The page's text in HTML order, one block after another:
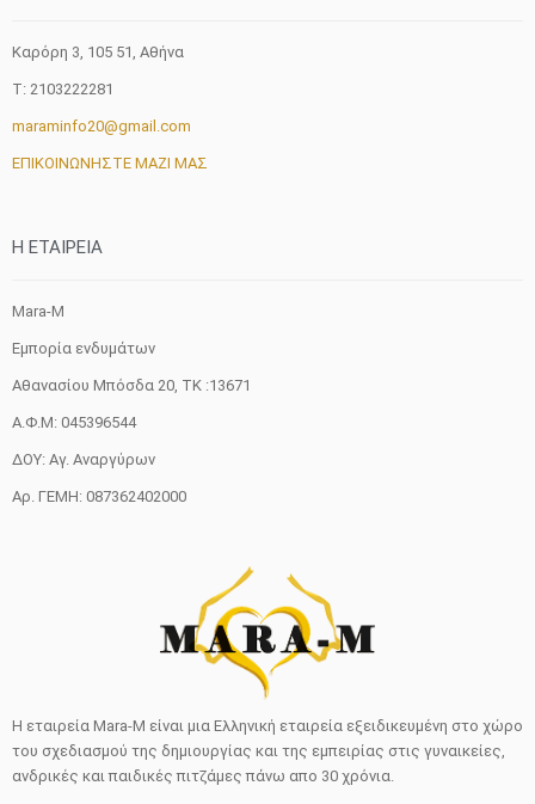
Καρόρη 3, 105 51, Aθήνα
T: 2103222281
maraminfo20@gmail.com
ΕΠΙΚΟΙΝΩΝΗΣΤΕ ΜΑΖΙ ΜΑΣ
H ETAIΡΕΙΑ
Mara-M
Εμπορία ενδυμάτων
Αθανασίου Μπόσδα 20, ΤΚ :13671
Α.Φ.Μ: 045396544
ΔΟΥ: Αγ. Αναργύρων
Αρ. ΓΕΜΗ: 087362402000
Η εταιρεία Mara-M είναι μια Ελληνική εταιρεία εξειδικευμένη στο χώρο
του σχεδιασμού της δημιουργίας και της εμπειρίας στις γυναικείες,
ανδρικές και παιδικές πιτζάμες πάνω απο 30 χρόνια.